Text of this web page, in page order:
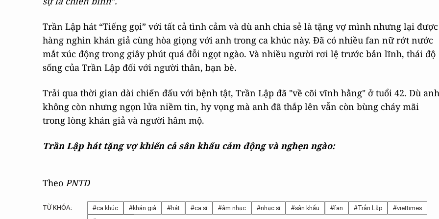
Trần Lập hát “Tiếng gọi” với tất cả tình cảm và dù anh chia sẻ là tặng vợ mình nhưng lại được
hàng nghìn khán giả cùng hòa giọng với anh trong ca khúc này. Đã có nhiều fan nữ rớt nước
mắt xúc động trong giây phút quá đỗi ngọt ngào. Và nhiều người rơi lệ trước bản lĩnh, thái độ
sống của Trần Lập đối với người thân, bạn bè.
Trải qua thời gian dài chiến đấu với bệnh tật, Trần Lập đã "về cõi vĩnh hằng" ở tuổi 42. Dù anh
không còn nhưng ngọn lửa niềm tin, hy vọng mà anh đã thắp lên vẫn còn bùng cháy mãi
trong lòng khán giả và người hâm mộ.
Trần Lập hát tặng vợ khiến cả sân khấu cảm động và nghẹn ngào:
Theo PNTD
TỪ KHÓA: #ca khúc #khán giả #hát #ca sĩ #âm nhạc #nhạc sĩ #sân khấu #fan #Trần Lập
#viettimes